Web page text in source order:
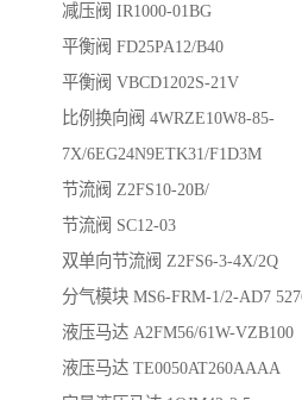
减压阀 IR1000-01BG
平衡阀 FD25PA12/B40
平衡阀 VBCD1202S-21V
比例换向阀 4WRZE10W8-85-
7X/6EG24N9ETK31/F1D3M
节流阀 Z2FS10-20B/
节流阀 SC12-03
双单向节流阀 Z2FS6-3-4X/2Q
分气模块 MS6-FRM-1/2-AD7
液压马达 A2FM56/61W-VZB100
液压马达 TE0050AT260AAAA